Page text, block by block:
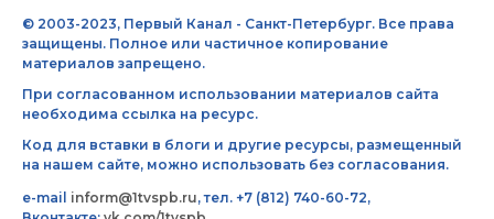
© 2003-2023, Первый Канал - Санкт-Петербург. Все права
защищены. Полное или частичное копирование
материалов запрещено.
При согласованном использовании материалов сайта
необходима ссылка на ресурс.
Код для вставки в блоги и другие ресурсы, размещенный
на нашем сайте, можно использовать без согласования.
e-mail inform@1tvspb.ru, тел. +7 (812) 740-60-72,